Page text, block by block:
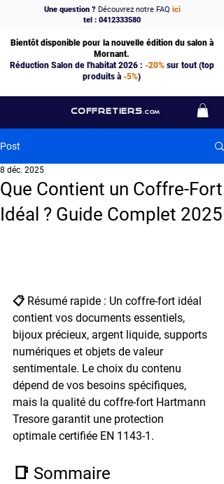
COFFRETIERS .COM
Une question ?Découvrez notre FAQ ici
tel : 0412333580
Bientôt disponible pour la nouvelle édition du salon à
Mornant.
Réduction Salon de l'habitat 2026 : -20%sur tout (top
produits à -5%)
Post
Que Contient un Coffre-Fort
Idéal ? Guide Complet 2025
8 déc. 2025
📋 Résumé rapide : Un coffre-fort idéal
contient vos documents essentiels,
bijoux précieux, argent liquide, supports
numériques et objets de valeur
sentimentale. Le choix du contenu
dépend de vos besoins spécifiques,
mais la qualité du coffre-fort Hartmann
Tresore garantit une protection
optimale certifiée EN 1143-1.
📑 Sommaire